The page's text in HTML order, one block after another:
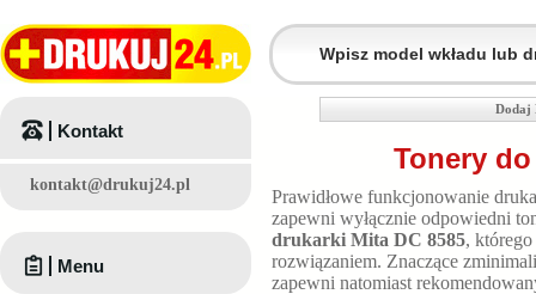
Dodaj
Tonery
Prawidłowe funkcjonowanie
zapewni wyłącznie odpowiedni
drukarki Mita DC 8585,
rozwiązaniem. Znaczące
zapewni natomiast
Kontakt
kontakt@drukuj24.pl
Menu